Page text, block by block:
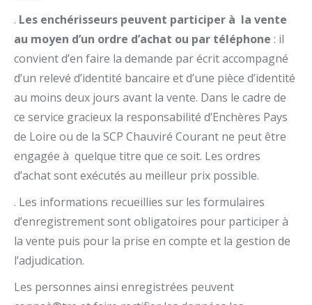
. Les enchérisseurs peuvent participer à la vente
au moyen d’un ordre d’achat ou par téléphone : il
convient d’en faire la demande par écrit accompagné
d’un relevé d’identité bancaire et d’une pièce d’identité
au moins deux jours avant la vente. Dans le cadre de
ce service gracieux la responsabilité d’Enchères Pays
de Loire ou de la SCP Chauviré Courant ne peut être
engagée à quelque titre que ce soit. Les ordres
d’achat sont exécutés au meilleur prix possible.
. Les informations recueillies sur les formulaires
d’enregistrement sont obligatoires pour participer à
la vente puis pour la prise en compte et la gestion de
l’adjudication.
Les personnes ainsi enregistrées peuvent